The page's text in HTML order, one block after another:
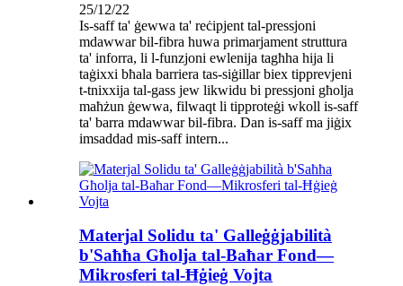
25/12/22
Is-saff ta' ġewwa ta' reċipjent tal-pressjoni
mdawwar bil-fibra huwa primarjament struttura
ta' inforra, li l-funzjoni ewlenija tagħha hija li
taġixxi bħala barriera tas-siġillar biex tipprevjeni
t-tnixxija tal-gass jew likwidu bi pressjoni għolja
maħżun ġewwa, filwaqt li tipproteġi wkoll is-saff
ta' barra mdawwar bil-fibra. Dan is-saff ma jiġix
imsaddad mis-saff intern...
Materjal Solidu ta' Galleġġjabilità
b'Saħħa Għolja tal-Baħar Fond—
Mikrosferi tal-Ħġieġ Vojta